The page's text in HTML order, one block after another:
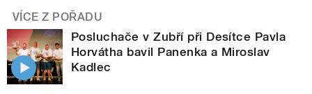
VÍCE Z POŘADU
Posluchače v Zubří při Desítce Pavla
Horvátha bavil Panenka a Miroslav
Kadlec